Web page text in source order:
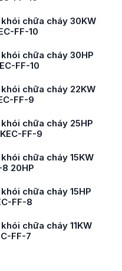
chữa cháy 30KW
FF-10
chữa cháy 30HP
FF-10
chữa cháy 22KW
FF-9
chữa cháy 25HP
FF-9
chữa cháy 15KW
8 20HP
chữa cháy 15HP
FF-8
chữa cháy 11KW
FF-7